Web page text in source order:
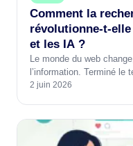
Comment la
révolutionne-t-
et les IA ?
Le monde du web
l’information. Terminé
2 juin 2026